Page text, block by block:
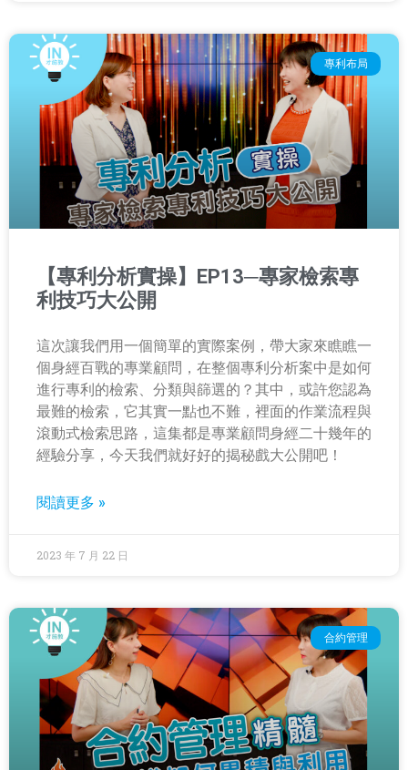
專利布局
【專利分析實操】EP13─專家檢索專
利技巧大公開
這次讓我們用一個簡單的實際案例，帶大家來瞧瞧一
個身經百戰的專業顧問，在整個專利分析案中是如何
進行專利的檢索、分類與篩選的？其中，或許您認為
最難的檢索，它其實一點也不難，裡面的作業流程與
滾動式檢索思路，這集都是專業顧問身經二十幾年的
經驗分享，今天我們就好好的揭秘戲大公開吧！
閱讀更多 »
2023 年 7 月 22 日
合約管理